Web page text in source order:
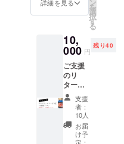
了承く
ださ
い。
調整の
都合で
ディン
グ終了
後の量
産開始
となり
ます。
工場の
混雑状
況に
よって
はお届
詳細を見る を
選
択
す
る
10,
000 円
残り40
ご支援
のリ
ターン
品とし
て、ピ
カデ
リー
No.1ポ
マード
支援
者：
10人
お届
け予